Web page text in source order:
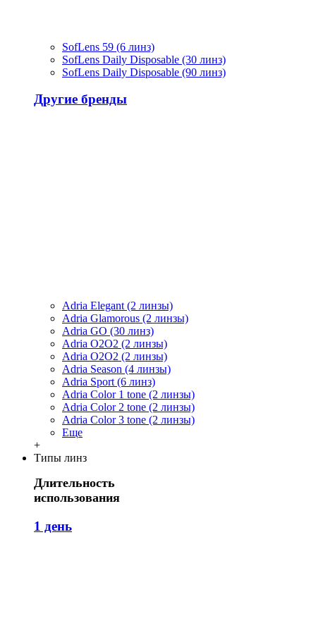
SofLens 59 (6 линз)
SofLens Daily Disposable (30 линз)
SofLens Daily Disposable (90 линз)
Другие бренды
Adria Elegant (2 линзы)
Adria Glamorous (2 линзы)
Adria GO (30 линз)
Adria O2O2 (2 линзы)
Adria O2O2 (2 линзы)
Adria Season (4 линзы)
Adria Sport (6 линз)
Adria Сolor 1 tone (2 линзы)
Adria Сolor 2 tone (2 линзы)
Adria Сolor 3 tone (2 линзы)
Еще
+
Типы линз
Длительность
использования
1 день